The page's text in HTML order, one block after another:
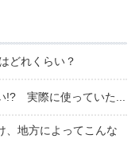
どれくらい？
!? 実際に使っていた...
、地方によってこんな